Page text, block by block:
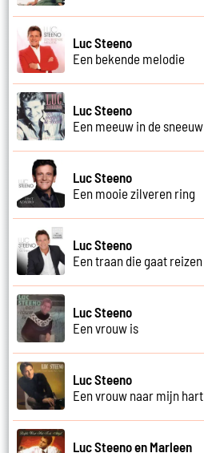
Luc Steeno
Een bekende melodie
Luc Steeno
Een meeuw in de sneeuw
Luc Steeno
Een mooie zilveren ring
Luc Steeno
Een traan die gaat reizen
Luc Steeno
Een vrouw is
Luc Steeno
Een vrouw naar mijn hart
Luc Steeno en Marleen